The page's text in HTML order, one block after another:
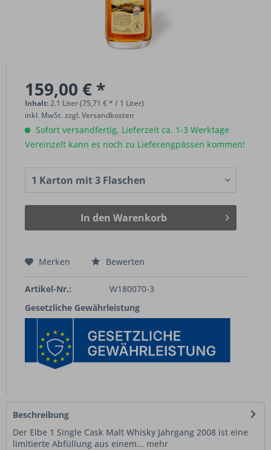
159,00 € *
Inhalt:2.1 Liter (75,71 € * / 1 Liter)
inkl. MwSt.zzgl. Versandkosten
Sofort versandfertig, Lieferzeit ca. 1-3 Werktage
Vereinzelt kann es noch zu Lieferengpässen kommen!
In den Warenkorb
Merken Bewerten
Artikel-Nr.:
W180070-3
Gesetzliche Gewährleistung
Beschreibung
Der Elbe 1 Single Cask Malt Whisky Jahrgang 2008 ist eine
limitierte Abfüllung aus einem... mehr